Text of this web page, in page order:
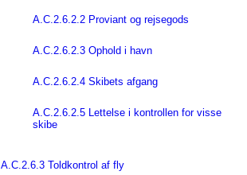
A.C.2.6.2.2 Proviant og rejsegods
A.C.2.6.2.3 Ophold i havn
A.C.2.6.2.4 Skibets afgang
A.C.2.6.2.5 Lettelse i kontrollen for visse
skibe
A.C.2.6.3 Toldkontrol af fly